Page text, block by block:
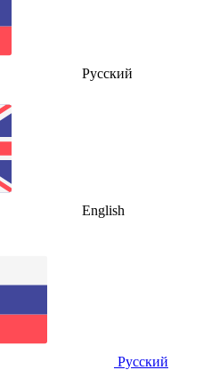
Русский
English
Русский